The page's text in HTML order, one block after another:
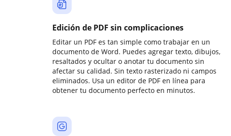
Edición de PDF sin complicaciones
Editar un PDF es tan simple como trabajar en un
documento de Word. Puedes agregar texto, dibujos,
resaltados y ocultar o anotar tu documento sin
afectar su calidad. Sin texto rasterizado ni campos
eliminados. Usa un editor de PDF en línea para
obtener tu documento perfecto en minutos.